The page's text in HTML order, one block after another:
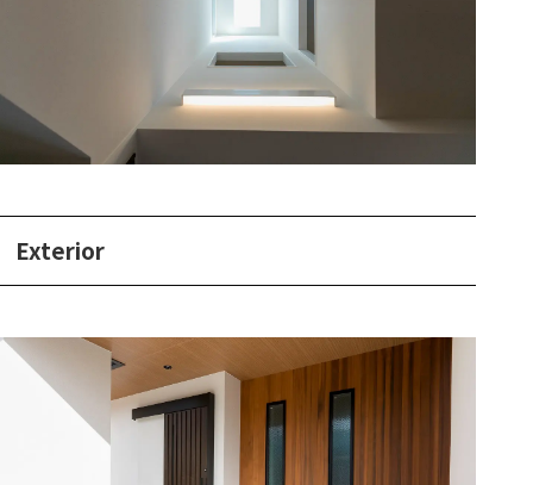
Exterior